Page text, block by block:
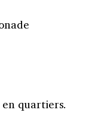
quartiers.